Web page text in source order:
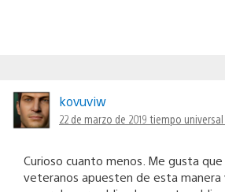
kovuviw
22 de marzo de 2019 tiempo
Curioso cuanto menos. Me gusta
veteranos apuesten de esta manera